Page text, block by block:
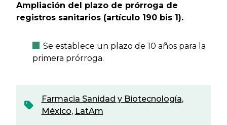
Ampliación del plazo de prórroga de
registros sanitarios (artículo 190 bis 1).
Se establece un plazo de 10 años para la
primera prórroga.
Farmacia Sanidad y Biotecnología,
México, LatAm